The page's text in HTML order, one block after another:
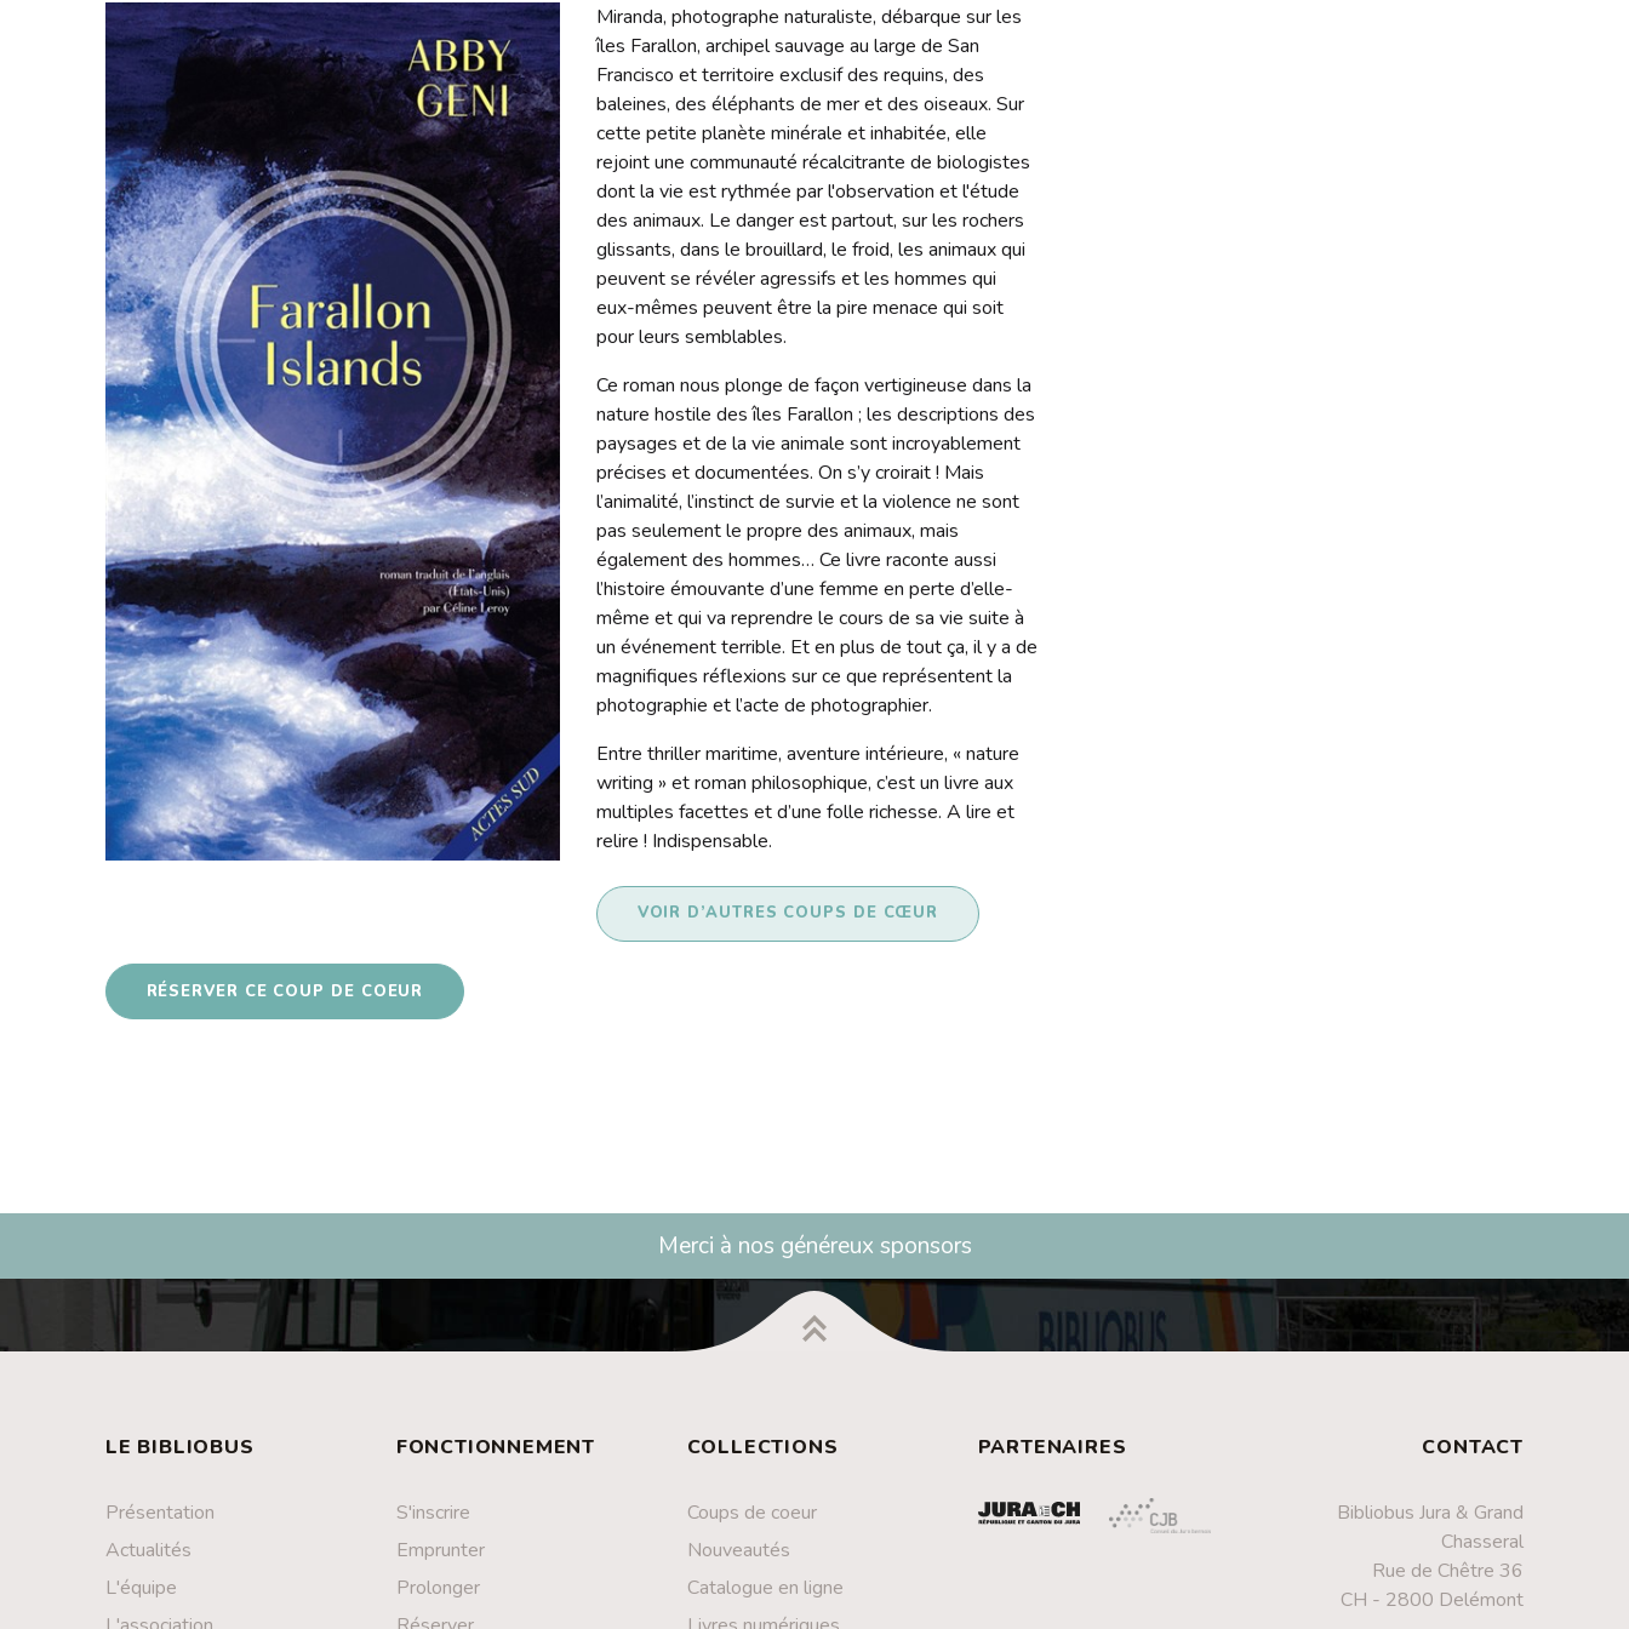
Miranda, photographe naturaliste, débarque sur les
îles Farallon, archipel sauvage au large de San
Francisco et territoire exclusif des requins, des
baleines, des éléphants de mer et des oiseaux. Sur
cette petite planète minérale et inhabitée, elle
rejoint une communauté récalcitrante de biologistes
dont la vie est rythmée par l'observation et l'étude
des animaux. Le danger est partout, sur les rochers
glissants, dans le brouillard, le froid, les animaux qui
peuvent se révéler agressifs et les hommes qui
eux-mêmes peuvent être la pire menace qui soit
pour leurs semblables.
Ce roman nous plonge de façon vertigineuse dans la
nature hostile des îles Farallon ; les descriptions des
paysages et de la vie animale sont incroyablement
précises et documentées. On s’y croirait ! Mais
l’animalité, l’instinct de survie et la violence ne sont
pas seulement le propre des animaux, mais
également des hommes… Ce livre raconte aussi
l’histoire émouvante d’une femme en perte d’elle-
même et qui va reprendre le cours de sa vie suite à
un événement terrible. Et en plus de tout ça, il y a de
magnifiques réflexions sur ce que représentent la
photographie et l’acte de photographier.
Entre thriller maritime, aventure intérieure, « nature
writing » et roman philosophique, c’est un livre aux
multiples facettes et d’une folle richesse. A lire et
relire ! Indispensable.
VOIR D’AUTRES COUPS DE CŒUR
RÉSERVER CE COUP DE COEUR
Merci à nos généreux sponsors
LE BIBLIOBUS
Présentation
Actualités
L'équipe
FONCTIONNEMENT
S'inscrire
Emprunter
Prolonger
COLLECTIONS
Coups de coeur
Nouveautés
Catalogue en ligne
PARTENAIRES CONTACT
Bibliobus Jura & Grand
Chasseral
Rue de Chêtre 36
CH - 2800 Delémont